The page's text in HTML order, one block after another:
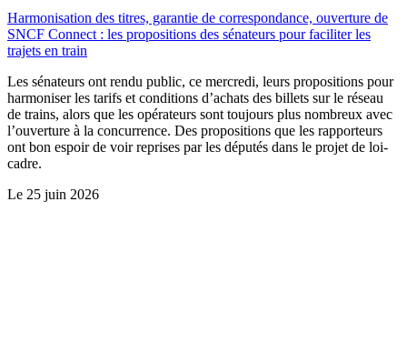
Harmonisation des titres, garantie de correspondance, ouverture de
SNCF Connect : les propositions des sénateurs pour faciliter les
trajets en train
Les sénateurs ont rendu public, ce mercredi, leurs propositions pour
harmoniser les tarifs et conditions d’achats des billets sur le réseau
de trains, alors que les opérateurs sont toujours plus nombreux avec
l’ouverture à la concurrence. Des propositions que les rapporteurs
ont bon espoir de voir reprises par les députés dans le projet de loi-
cadre.
Le 25 juin 2026